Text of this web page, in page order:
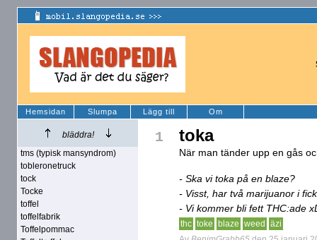
Hemsidan Slumpa Lägg till Om
bläddra!
tms (typisk mansyndrom)
tobleronetruck
tock
Tocke
toffel
toffelfabrik
Toffelpommac
1 toka
När man tänder upp en gås
- Ska vi toka på en blaze?
- Visst, har två marijuanor i
- Vi kommer bli fett THC:ade
thc toke blaze weed
äzi